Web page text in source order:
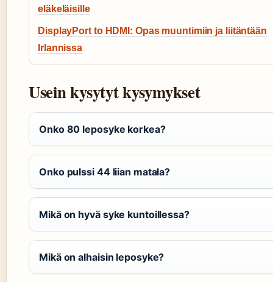
eläkeläisille
DisplayPort to HDMI: Opas muuntimiin ja liitäntään
Irlannissa
Usein kysytyt kysymykset
Onko 80 leposyke korkea?
Onko pulssi 44 liian matala?
Mikä on hyvä syke kuntoillessa?
Mikä on alhaisin leposyke?